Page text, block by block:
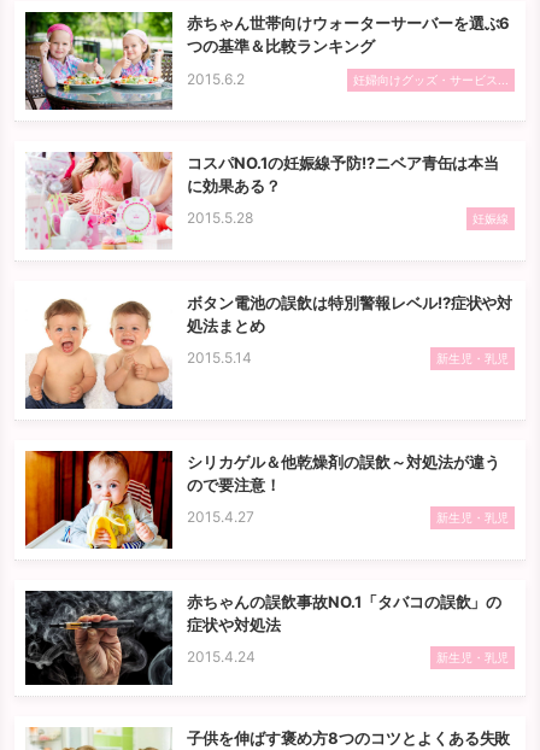
赤ちゃん世帯向けウォーターサーバーを選ぶ6
つの基準＆比較ランキング
2015.6.2 妊婦向けグッズ・サービス...
コスパNO.1の妊娠線予防!?ニベア青缶は本当
に効果ある？
2015.5.28 妊娠線
ボタン電池の誤飲は特別警報レベル!?症状や対
処法まとめ
2015.5.14 新生児・乳児
シリカゲル＆他乾燥剤の誤飲～対処法が違う
ので要注意！
2015.4.27 新生児・乳児
赤ちゃんの誤飲事故NO.1「タバコの誤飲」の
症状や対処法
2015.4.24 新生児・乳児
子供を伸ばす褒め方8つのコツとよくある失敗